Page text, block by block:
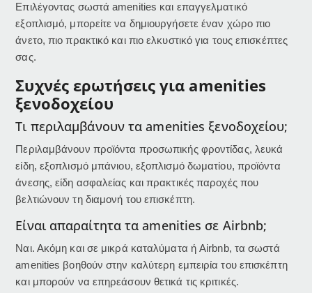
Επιλέγοντας σωστά amenities και επαγγελματικό
εξοπλισμό, μπορείτε να δημιουργήσετε έναν χώρο πιο
άνετο, πιο πρακτικό και πιο ελκυστικό για τους επισκέπτες
σας.
Συχνές ερωτήσεις για amenities
ξενοδοχείου
Τι περιλαμβάνουν τα amenities ξενοδοχείου;
Περιλαμβάνουν προϊόντα προσωπικής φροντίδας, λευκά
είδη, εξοπλισμό μπάνιου, εξοπλισμό δωματίου, προϊόντα
άνεσης, είδη ασφαλείας και πρακτικές παροχές που
βελτιώνουν τη διαμονή του επισκέπτη.
Είναι απαραίτητα τα amenities σε Airbnb;
Ναι. Ακόμη και σε μικρά καταλύματα ή Airbnb, τα σωστά
amenities βοηθούν στην καλύτερη εμπειρία του επισκέπτη
και μπορούν να επηρεάσουν θετικά τις κριτικές.